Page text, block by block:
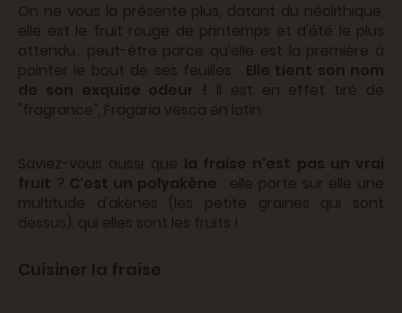
On ne vous la présente plus, datant du néolithique,
elle est le fruit rouge de printemps et d'été le plus
attendu.. peut-être parce qu'elle est la première à
pointer le bout de ses feuilles. Elle tient son nom
de son exquise odeur ! Il est en effet tiré de
"fragrance", Fragaria vesca en latin.
Saviez-vous aussi que la fraise n'est pas un vrai
fruit ? C'est un polyakène : elle porte sur elle une
multitude d'akènes (les petite graines qui sont
dessus), qui elles sont les fruits !
Cuisiner la fraise